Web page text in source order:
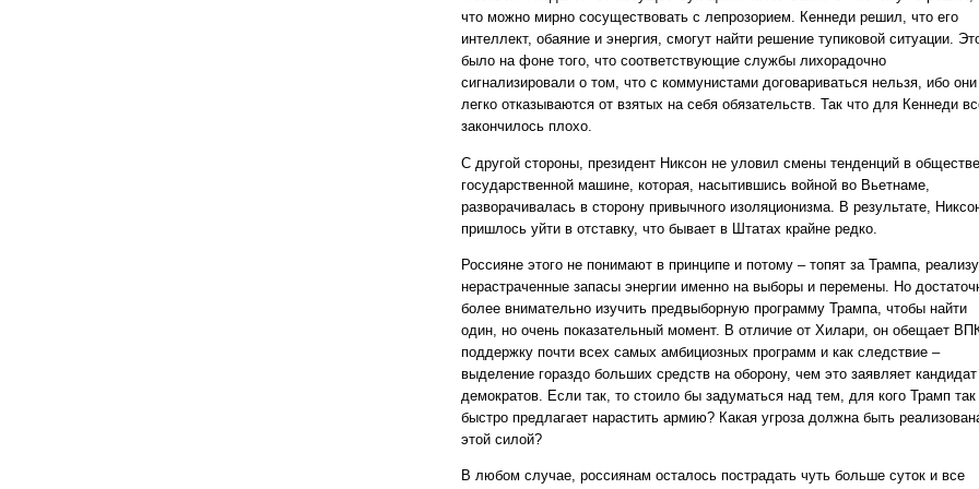
что можно мирно сосуществовать с лепрозорием. Кеннеди решил, что его
интеллект, обаяние и энергия, смогут найти решение тупиковой ситуации.
было на фоне того, что соответствующие службы лихорадочно
сигнализировали о том, что с коммунистами договариваться нельзя, ибо они
легко отказываются от взятых на себя обязательств. Так что для Кеннеди
закончилось плохо.
С другой стороны, президент Никсон не уловил смены тенденций в
государственной машине, которая, насытившись войной во Вьетнаме,
разворачивалась в сторону привычного изоляционизма. В результате,
пришлось уйти в отставку, что бывает в Штатах крайне редко.
Россияне этого не понимают в принципе и потому – топят за Трампа,
нерастраченные запасы энергии именно на выборы и перемены. Но
более внимательно изучить предвыборную программу Трампа, чтобы найти
один, но очень показательный момент. В отличие от Хилари, он обещает
поддержку почти всех самых амбициозных программ и как следствие –
выделение гораздо больших средств на оборону, чем это заявляет кандидат
демократов. Если так, то стоило бы задуматься над тем, для кого Трамп так
быстро предлагает нарастить армию? Какая угроза должна быть
этой силой?
В любом случае, россиянам осталось пострадать чуть больше суток и все